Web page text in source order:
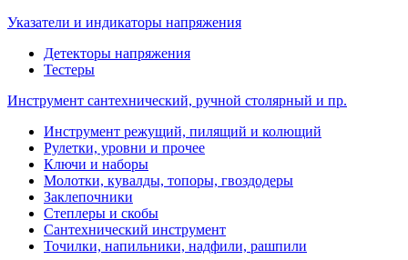
Указатели и индикаторы напряжения
Детекторы напряжения
Тестеры
Инструмент сантехнический, ручной столярный и пр.
Инструмент режущий, пилящий и колющий
Рулетки, уровни и прочее
Ключи и наборы
Молотки, кувалды, топоры, гвоздодеры
Заклепочники
Степлеры и скобы
Сантехнический инструмент
Точилки, напильники, надфили, рашпили